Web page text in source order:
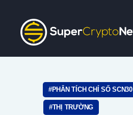
Chỉ Số SCN30
Tin Tức
Quan Điểm
Video
Thông Cáo Báo Chí
PHÂN TÍCH CHỈ SỐ SCN30
THỊ TRƯỜNG